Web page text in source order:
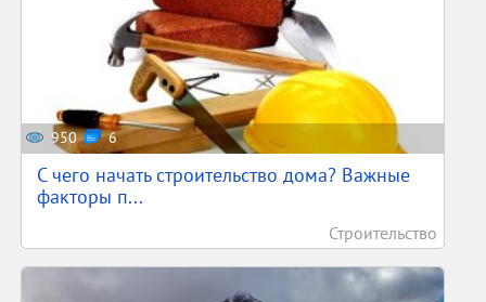
950 6
С чего начать строительство дома? Важные
факторы п...
Строительство